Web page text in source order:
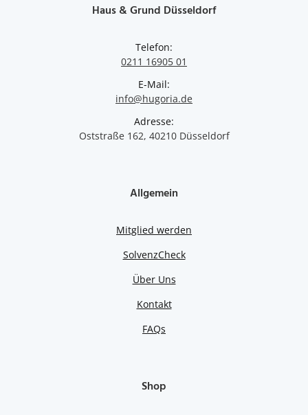
Haus & Grund Düsseldorf
Telefon:
0211 16905 01
E-Mail:
info@hugoria.de
Adresse:
Oststraße 162, 40210 Düsseldorf
Allgemein
Mitglied werden
SolvenzCheck
Über Uns
Kontakt
FAQs
Shop